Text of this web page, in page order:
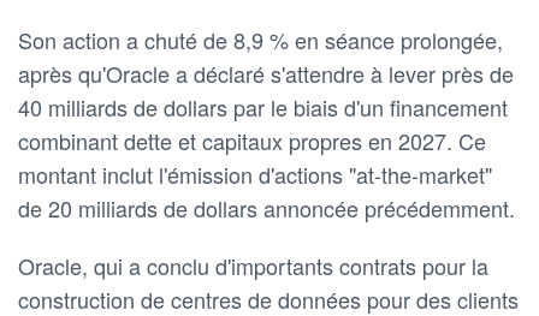
Son action a chuté de 8,9 % en séance prolongée,
après qu'Oracle a déclaré s'attendre à lever près de
40 milliards de dollars par le biais d'un financement
combinant dette et capitaux propres en 2027. Ce
montant inclut l'émission d'actions "at-the-market"
de 20 milliards de dollars annoncée précédemment.
Oracle, qui a conclu d'importants contrats pour la
construction de centres de données pour des clients